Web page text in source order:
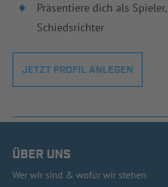
Präsentiere dich als
Schiedsrichter
JETZT PROFIL ANLEGEN
ÜBER UNS
Wer wir sind & wofür wir stehen